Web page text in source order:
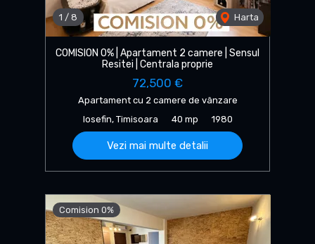
1 / 8 Harta
COMISION 0% | Apartament 2 camere | Sensul
Resitei | Centrala proprie
72,500 €
Apartament cu 2 camere de vânzare
Iosefin, Timisoara
40 mp 1980
Vezi mai multe detalii
Comision 0%